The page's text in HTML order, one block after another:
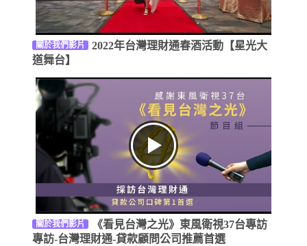
關於我們影片
2022年台灣理財通春酒活動【星光大
道舞台】
關於我們影片
《看見台灣之光》東風衛視37台專訪
專訪-台灣理財通-貸款顧問公司推薦首選